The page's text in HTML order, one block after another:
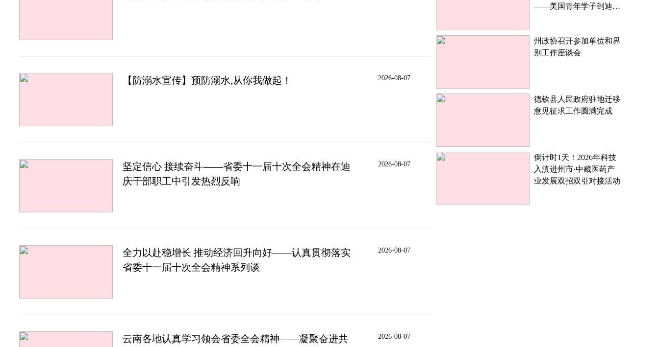
【防溺水宣传】预防溺水,从你我做起！ 2026-08-07
坚定信心 接续奋斗——省委十一届十次全会精神在迪
庆干部职工中引发热烈反响
2026-08-07
全力以赴稳增长 推动经济回升向好——认真贯彻落实
省委十一届十次全会精神系列谈
2026-08-07
云南各地认真学习领会省委全会精神——凝聚奋进共
2026-08-07
——美国青年学子到迪庆
州政协召开参加单位和界
别工作座谈会
德钦县人民政府驻地迁移
意见征求工作圆满完成
倒计时1天！2026年科技
入滇进州市·中藏医药产
业发展双招双引对接活动